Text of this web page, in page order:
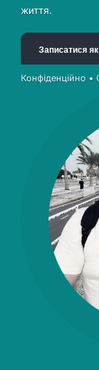
життя.
Записатися
Конфіденційно